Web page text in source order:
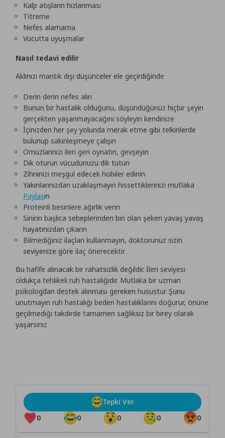
Kalp atışların hızlanması
Titreme
Nefes alamama
Vücutta uyuşmalar
Nasıl tedavi edilir
Aklınızı mantık dışı düşünceler ele geçirdiğinde
Derin derin nefes alın
Bunun bir hastalık olduğunu, düşündüğünüz hiçbir şeyin
gerçekten yaşanmayacağını söyleyin kendinize
İçinizden her şey yolunda merak etme gibi telkinlerde
bulunup sakinleşmeye çalışın
Omuzlarınızı ileri geri oynatın, gevşeyin
Dik oturun vücudunuzu dik tutun
Zihninizi meşgul edecek hobiler edinin
Yakınlarınızdan uzaklaşmayın hissettiklerinizi mutlaka
Paylaşın
Proteinli besinlere ağırlık verin
Sinirin başlıca sebeplerinden biri olan şekeri yavaş yavaş
hayatınızdan çıkarın
Bilmediğiniz ilaçları kullanmayın, doktorunuz sizin
seviyenize göre ilaç önerecektir.
Bu hafife alınacak bir rahatsızlık değildir. İleri seviyesi
oldukça tehlikeli ruh hastalığıdır. Mutlaka bir uzman
psikologdan destek alınması gereken husustur. Şunu
unutmayın ruh hastalığı beden hastalıklarını doğurur, önüne
geçilmediği takdirde tamamen sağlıksız bir birey olarak
yaşarsınız
0 0 0 0 0
Tepki Ver